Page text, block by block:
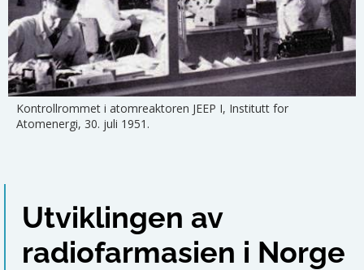
Kontrollrommet i atomreaktoren JEEP I, Institutt for
Atomenergi, 30. juli 1951.
Utviklingen av
radiofarmasien i Norge